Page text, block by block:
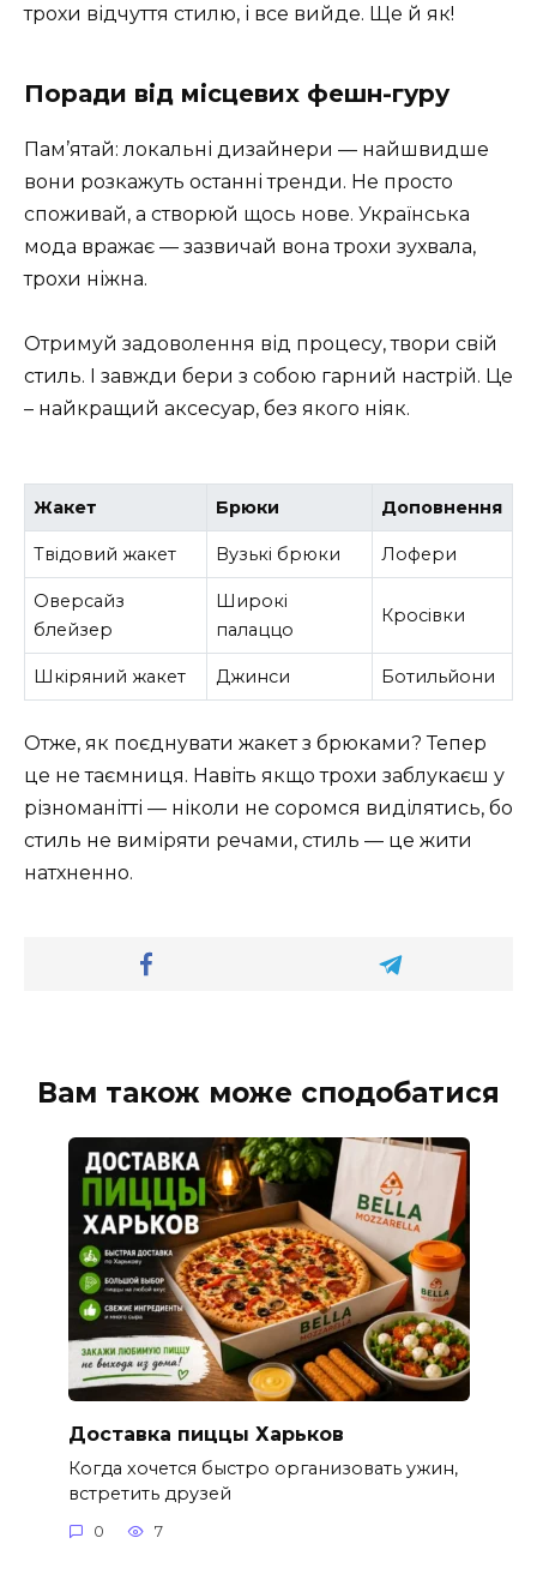
трохи відчуття стилю, і все вийде. Ще й як!
Поради від місцевих фешн-гуру
Пам’ятай: локальні дизайнери — найшвидше
вони розкажуть останні тренди. Не просто
споживай, а створюй щось нове. Українська
мода вражає — зазвичай вона трохи зухвала,
трохи ніжна.
Отримуй задоволення від процесу, твори свій
стиль. І завжди бери з собою гарний настрій. Це
– найкращий аксесуар, без якого ніяк.
Жакет Брюки Доповнення
Твідовий жакет Вузькі брюки Лофери
Оверсайз
блейзер
Широкі
палаццо
Кросівки
Шкіряний жакет Джинси Ботильйони
Отже, як поєднувати жакет з брюками? Тепер
це не таємниця. Навіть якщо трохи заблукаєш у
різноманітті — ніколи не соромся виділятись, бо
стиль не виміряти речами, стиль — це жити
натхненно.
Вам також може сподобатися
Доставка пиццы Харьков
Когда хочется быстро организовать ужин,
встретить друзей
0 7